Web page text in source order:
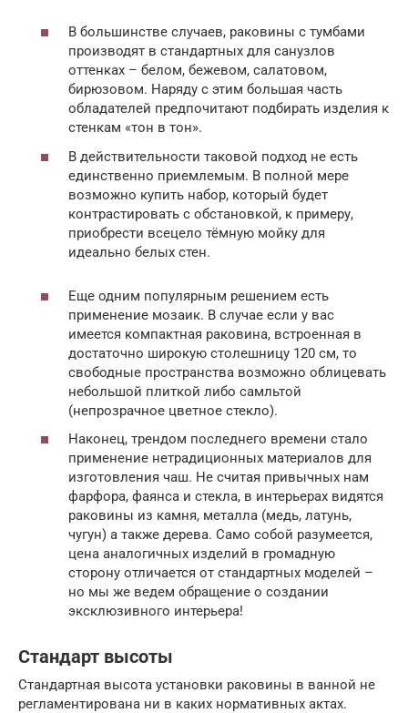
В большинстве случаев, раковины с тумбами
производят в стандартных для санузлов
оттенках – белом, бежевом, салатовом,
бирюзовом. Наряду с этим большая часть
обладателей предпочитают подбирать изделия к
стенкам «тон в тон».
В действительности таковой подход не есть
единственно приемлемым. В полной мере
возможно купить набор, который будет
контрастировать с обстановкой, к примеру,
приобрести всецело тёмную мойку для
идеально белых стен.
Еще одним популярным решением есть
применение мозаик. В случае если у вас
имеется компактная раковина, встроенная в
достаточно широкую столешницу 120 см, то
свободные пространства возможно облицевать
небольшой плиткой либо самльтой
(непрозрачное цветное стекло).
Наконец, трендом последнего времени стало
применение нетрадиционных материалов для
изготовления чаш. Не считая привычных нам
фарфора, фаянса и стекла, в интерьерах видятся
раковины из камня, металла (медь, латунь,
чугун) а также дерева. Само собой разумеется,
цена аналогичных изделий в громадную
сторону отличается от стандартных моделей –
но мы же ведем обращение о создании
эксклюзивного интерьера!
Стандарт высоты
Стандартная высота установки раковины в ванной не
регламентирована ни в каких нормативных актах.